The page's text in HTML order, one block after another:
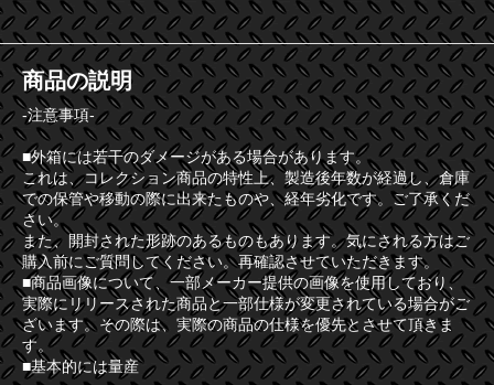
商品の説明
-注意事項-
■外箱には若干のダメージがある場合があります。
これは、コレクション商品の特性上、製造後年数が経過し、倉庫
での保管や移動の際に出来たものや、経年劣化です。ご了承くだ
さい。
また、開封された形跡のあるものもあります。気にされる方はご
購入前にご質問してください。再確認させていただきます。
■商品画像について、一部メーカー提供の画像を使用しており、
実際にリリースされた商品と一部仕様が変更されている場合がご
ざいます。その際は、実際の商品の仕様を優先とさせて頂きま
す。
■基本的には量産